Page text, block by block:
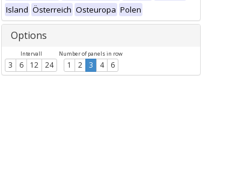
Island Österreich Osteuropa Polen
Options
Intervall
3 6 12 24
Number of panels in row
1 2 3 4 6